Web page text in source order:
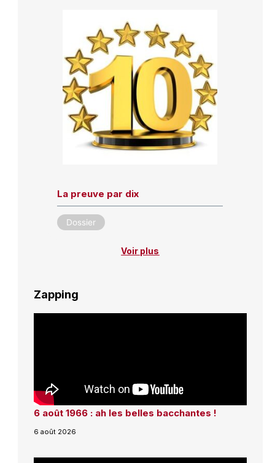
La preuve par dix
Dossier
Voir plus
Zapping
6 août 1966 : ah les belles bacchantes !
6 août 2026